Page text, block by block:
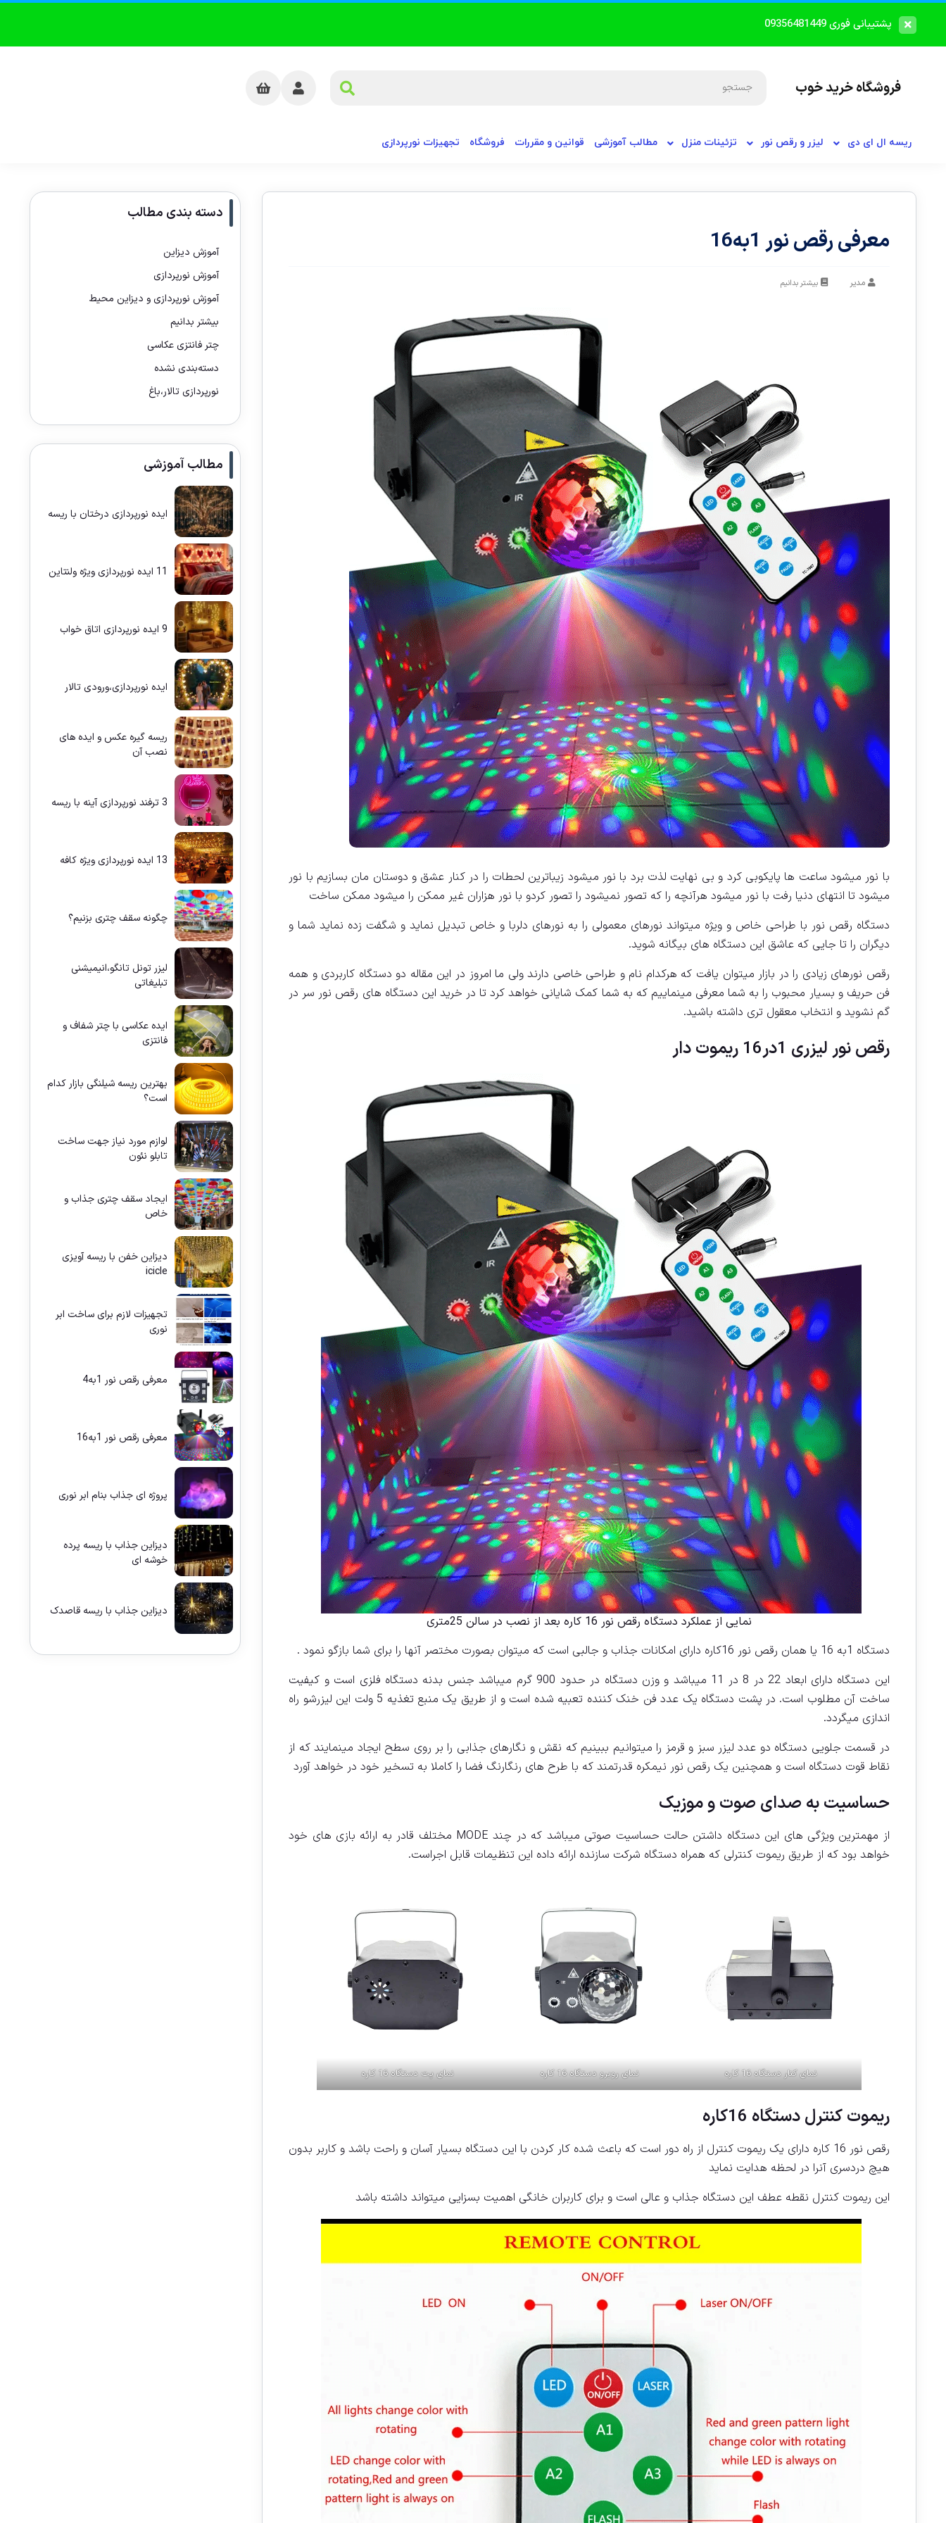
پشتیبانی فوری 09356481449
فروشگاه خرید خوب
ریسه ال ای دی لیزر و رقص نور تزئینات منزل مطالب آموزشی قوانین و مقررات فروشگاه تجهیزات نورپردازی
معرفی رقص نور 1به16
مدیر بیشتر بدانیم
با نور میشود ساعت ها پایکوبی کرد و بی نهایت لذت برد با نور میشود زیباترین لحطات را در کنار عشق و دوستان مان بسازیم با نور
میشود تا انتهای دنیا رفت با نور میشود هرآنچه را که تصور نمیشود را تصور کردو با نور هزاران غیر ممکن را میشود ممکن ساخت
دستگاه رقص نور با طراحی خاص و ویژه میتواند نورهای معمولی را به نورهای دلربا و خاص تبدیل نماید و شگفت زده نماید شما و
دیگران را تا جایی که عاشق این دستگاه های بیگانه شوید.
رقص نورهای زیادی را در بازار میتوان یافت که هرکدام نام و طراحی خاصی دارند ولی ما امروز در این مقاله دو دستگاه کاربردی و همه
فن حریف و بسیار محبوب را به شما معرفی مینماییم که به شما کمک شایانی خواهد کرد تا در خرید این دستگاه های رقص نور سر در
گم نشوید و انتخاب معقول تری داشته باشید.
رقص نور لیزری 1در16 ریموت دار
نمایی از عملکرد دستگاه رقص نور 16 کاره بعد از نصب در سالن 25متری
دستگاه 1به 16 یا همان رقص نور 16کاره دارای امکانات جذاب و جالبی است که میتوان بصورت مختصر آنها را برای شما بازگو نمود .
این دستگاه دارای ابعاد 22 در 8 در 11 میباشد و وزن دستگاه در حدود 900 گرم میباشد جنس بدنه دستگاه فلزی است و کیفیت
ساخت آن مطلوب است. در پشت دستگاه یک عدد فن خنک کننده تعبیه شده است و از طریق یک منبع تغذیه 5 ولت این لیزرشو راه
اندازی میگردد.
در قسمت جلویی دستگاه دو عدد لیزر سبز و قرمز را میتوانیم ببینیم که نقش و نگارهای جذابی را بر روی سطح ایجاد مینمایند که از
نقاط قوت دستگاه است و همچنین یک رقص نور نیمکره قدرتمند که با طرح های رنگارنگ فضا را کاملا به تسخیر خود در خواهد آورد
حساسیت به صدای صوت و موزیک
از مهمترین ویژگی های این دستگاه داشتن حالت حساسیت صوتی میباشد که در چند MODE مختلف قادر به ارائه بازی های خود
خواهد بود که از طریق ریموت کنترلی که همراه دستگاه شرکت سازنده ارائه داده این تنظیمات قابل اجراست.
نمای کنار دستگاه 16 کاره نمای روبرو دستگاه 16 کاره نمای پت دستگاه 16 کاره
ریموت کنترل دستگاه 16کاره
رقص نور 16 کاره دارای یک ریموت کنترل از راه دور است که باعث شده کار کردن با این دستگاه بسیار آسان و راحت باشد و کاربر بدون
هیچ دردسری آنرا در لحظه هدایت نماید
این ریموت کنترل نقطه عطف این دستگاه جذاب و عالی است و برای کاربران خانگی اهمیت بسزایی میتواند داشته باشد
دسته بندی مطالب
آموزش دیزاین
آموزش نورپردازی
آموزش نورپردازی و دیزاین محیط
بیشتر بدانیم
چتر فانتزی عکاسی
دسته‌بندی نشده
نورپردازی تالار،باغ
مطالب آموزشی
ایده نورپردازی درختان با ریسه
11 ایده نورپردازی ویژه ولنتاین
9 ایده نورپردازی اتاق خواب
ایده نورپردازی،ورودی تالار
ریسه گیره عکس و ایده های
نصب آن
3 ترفند نورپردازی آینه با ریسه
13 ایده نورپردازی ویژه کافه
چگونه سقف چتری بزنیم؟
لیزر تونل تانگو،انیمیشنی
تبلیغاتی
ایده عکاسی با چتر شفاف و
فانتزی
بهترین ریسه شیلنگی بازار کدام
است؟
لوازم مورد نیاز جهت ساخت
تابلو نئون
ایجاد سقف چتری جذاب و
خاص
دیزاین خفن با ریسه آویزی
icicle
تجهیزات لازم برای ساخت ابر
نوری
معرفی رقص نور 1به4
معرفی رقص نور 1به16
پروژه ای جذاب بنام ابر نوری
دیزاین جذاب با ریسه پرده
خوشه ای
دیزاین جذاب با ریسه قاصدک